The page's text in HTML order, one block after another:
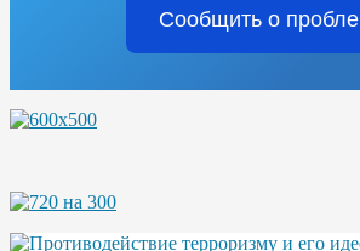
Сообщить о